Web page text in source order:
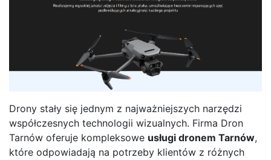
Drony stały się jednym z najważniejszych narzędzi
współczesnych technologii wizualnych. Firma Dron
Tarnów oferuje kompleksowe usługi dronem Tarnów,
które odpowiadają na potrzeby klientów z różnych